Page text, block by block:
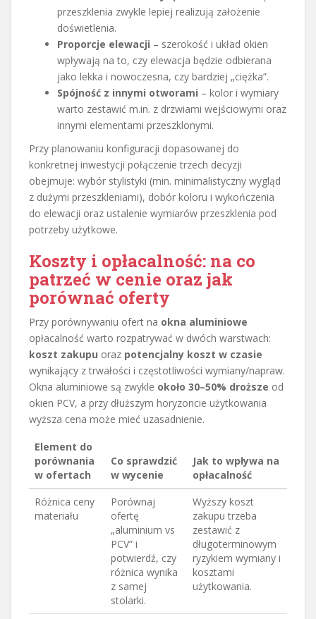
przeszklenia zwykle lepiej realizują założenie
doświetlenia.
Proporcje elewacji – szerokość i układ okien
wpływają na to, czy elewacja będzie odbierana
jako lekka i nowoczesna, czy bardziej „ciężka”.
Spójność z innymi otworami – kolor i wymiary
warto zestawić m.in. z drzwiami wejściowymi oraz
innymi elementami przeszklonymi.
Przy planowaniu konfiguracji dopasowanej do
konkretnej inwestycji połączenie trzech decyzji
obejmuje: wybór stylistyki (min. minimalistyczny wygląd
z dużymi przeszkleniami), dobór koloru i wykończenia
do elewacji oraz ustalenie wymiarów przeszklenia pod
potrzeby użytkowe.
Koszty i opłacalność: na co
patrzeć w cenie oraz jak
porównać oferty
Przy porównywaniu ofert na okna aluminiowe
opłacalność warto rozpatrywać w dwóch warstwach:
koszt zakupu oraz potencjalny koszt w czasie
wynikający z trwałości i częstotliwości wymiany/napraw.
Okna aluminiowe są zwykle około 30–50% droższe od
okien PCV, a przy dłuższym horyzoncie użytkowania
wyższa cena może mieć uzasadnienie.
Element do
porównania
w ofertach
Co sprawdzić
w wycenie
Jak to wpływa na
opłacalność
Różnica ceny
materiału
Porównaj
ofertę
„aluminium vs
PCV” i
potwierdź, czy
różnica wynika
z samej
stolarki.
Wyższy koszt
zakupu trzeba
zestawić z
długoterminowym
ryzykiem wymiany i
kosztami
użytkowania.